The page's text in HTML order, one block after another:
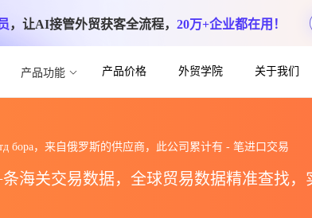
，让AI接管外贸获客全流程， 20万+企业都在用！
产品功能 产品价格 外贸学院 关于我们
бора，来自俄罗斯的供应商，此公司累计有 - 笔进口交易
海关交易数据，全球贸易数据精准查找